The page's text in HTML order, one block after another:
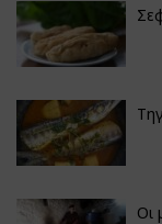
Οι